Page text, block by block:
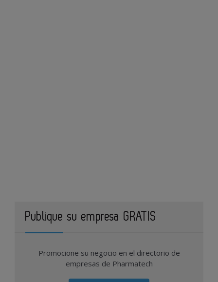
Publique su empresa GRATIS
Promocione su negocio en el directorio de
empresas de Pharmatech